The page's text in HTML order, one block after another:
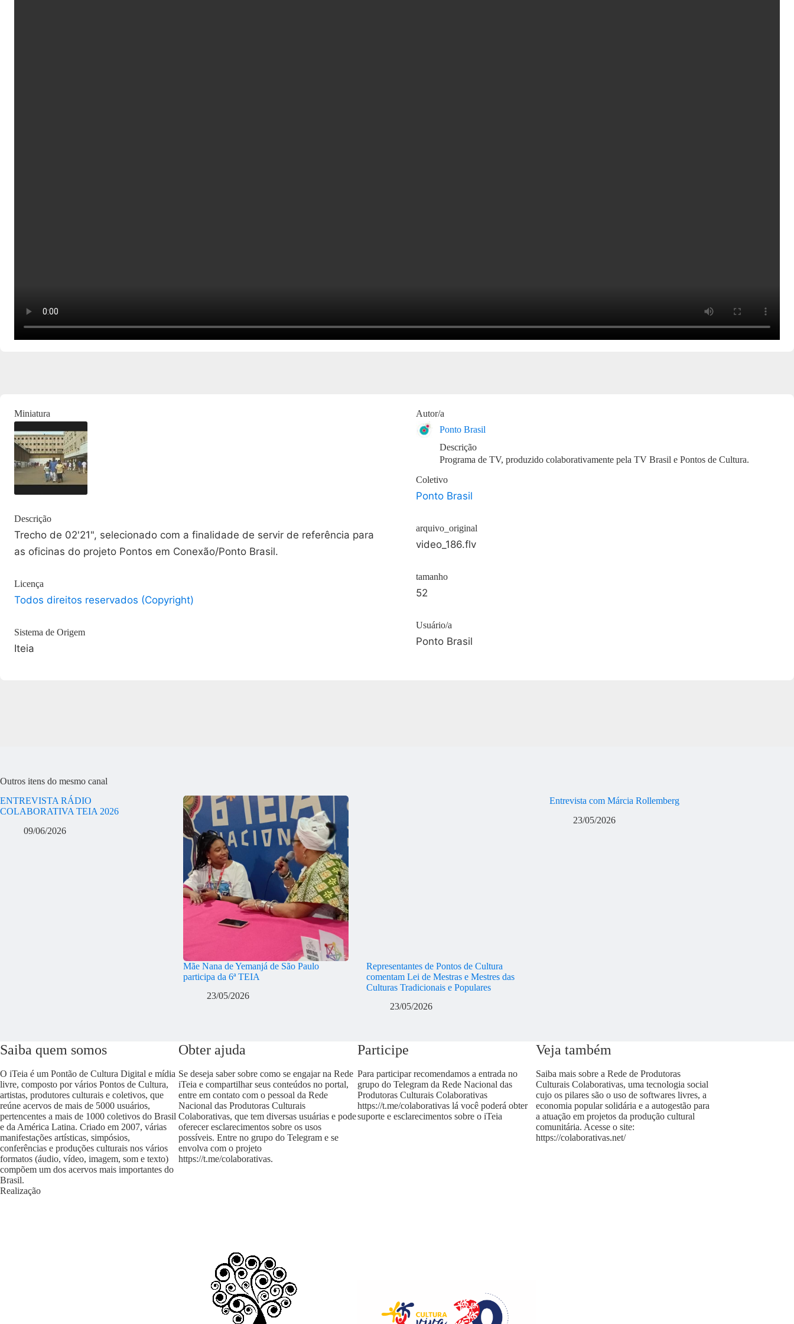
Miniatura
Descrição
Trecho de 02'21", selecionado com a finalidade de servir de referência para
as oficinas do projeto Pontos em Conexão/Ponto Brasil.
Licença
Todos direitos reservados (Copyright)
Sistema de Origem
Iteia
Autor/a
Ponto Brasil
Descrição
Programa de TV, produzido colaborativamente pela TV Brasil e Pontos de Cultura.
Coletivo
Ponto Brasil
arquivo_original
video_186.flv
tamanho
52
Usuário/a
Ponto Brasil
Outros itens do mesmo canal
ENTREVISTA RÁDIO
COLABORATIVA TEIA 2026
09/06/2026
Mãe Nana de Yemanjá de São Paulo
participa da 6ª TEIA
23/05/2026
Representantes de Pontos de Cultura
comentam Lei de Mestras e Mestres das
Culturas Tradicionais e Populares
23/05/2026
Entrevista com Márcia Rollemberg
23/05/2026
Saiba quem somos
O iTeia é um Pontão de Cultura Digital e mídia
livre, composto por vários Pontos de Cultura,
artistas, produtores culturais e coletivos, que
reúne acervos de mais de 5000 usuários,
pertencentes a mais de 1000 coletivos do Brasil
e da América Latina. Criado em 2007, várias
manifestações artísticas, simpósios,
conferências e produções culturais nos vários
formatos (áudio, vídeo, imagem, som e texto)
compõem um dos acervos mais importantes do
Brasil.
Obter ajuda
Se deseja saber sobre como se engajar na Rede
iTeia e compartilhar seus conteúdos no portal,
entre em contato com o pessoal da Rede
Nacional das Produtoras Culturais
Colaborativas, que tem diversas usuárias e pode
oferecer esclarecimentos sobre os usos
possíveis. Entre no grupo do Telegram e se
envolva com o projeto
https://t.me/colaborativas.
Participe
Para participar recomendamos a entrada no
grupo do Telegram da Rede Nacional das
Produtoras Culturais Colaborativas
https://t.me/colaborativaslá você poderá obter
suporte e esclarecimentos sobre o iTeia
Veja também
Saiba mais sobre a Rede de Produtoras
Culturais Colaborativas, uma tecnologia social
cujo os pilares são o uso de softwares livres, a
economia popular solidária e a autogestão para
a atuação em projetos da produção cultural
comunitária. Acesse o site:
https://colaborativas.net/
Realização